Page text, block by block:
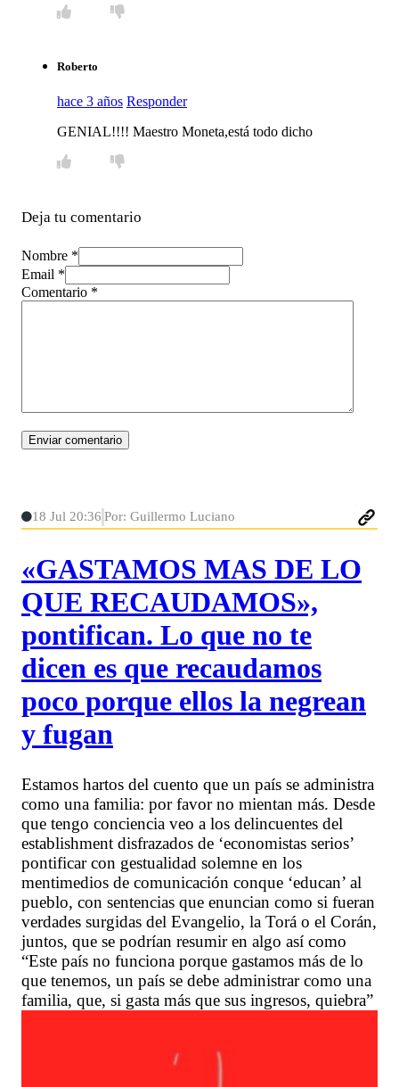
Roberto
hace 3 años Responder
GENIAL!!!! Maestro Moneta,está todo dicho
Deja tu comentario
Nombre *
Email *
Comentario *
18 Jul 20:36 Por: Guillermo Luciano
«GASTAMOS MAS DE LO
QUE RECAUDAMOS»,
pontifican. Lo que no te
dicen es que recaudamos
poco porque ellos la negrean
y fugan
Estamos hartos del cuento que un país se administra
como una familia: por favor no mientan más. Desde
que tengo conciencia veo a los delincuentes del
establishment disfrazados de ‘economistas serios’
pontificar con gestualidad solemne en los
mentimedios de comunicación conque ‘educan’ al
pueblo, con sentencias que enuncian como si fueran
verdades surgidas del Evangelio, la Torá o el Corán,
juntos, que se podrían resumir en algo así como
“Este país no funciona porque gastamos más de lo
que tenemos, un país se debe administrar como una
familia, que, si gasta más que sus ingresos, quiebra”